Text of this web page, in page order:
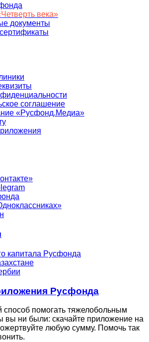
века»
документы
соглашение
«Русфонд.Медиа»
капитала Русфонда
Русфонда
способ помогать тяжелобольным
вы ни были: скачайте приложение на
любую сумму. Помочь так